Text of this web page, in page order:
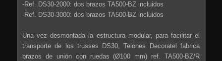
-Ref. DS30-2000: dos brazos TA500-BZ incluidos
-Ref. DS30-3000: dos brazos TA500-BZ incluidos
Una vez desmontada la estructura modular, para facilitar el
transporte de los trusses DS30, Telones Decoratel fabrica
brazos de unión con ruedas (Ø100 mm) ref. TA500-BZ/R